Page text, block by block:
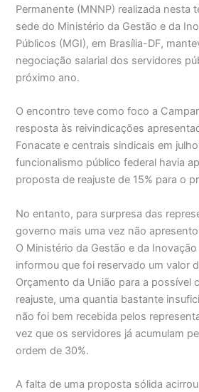
Permanente (MNNP) realizada nesta
sede do Ministério da Gestão e da
Públicos (MGI), em Brasília-DF,
negociação salarial dos servidores
próximo ano.
O encontro teve como foco a
resposta às reivindicações
Fonacate e centrais sindicais em
funcionalismo público federal havia
proposta de reajuste de 15% para o
No entanto, para surpresa das
governo mais uma vez não
O Ministério da Gestão e da
informou que foi reservado um valor
Orçamento da União para a possível
reajuste, uma quantia bastante
não foi bem recebida pelos
vez que os servidores já acumulam
ordem de 30%.
A falta de uma proposta sólida